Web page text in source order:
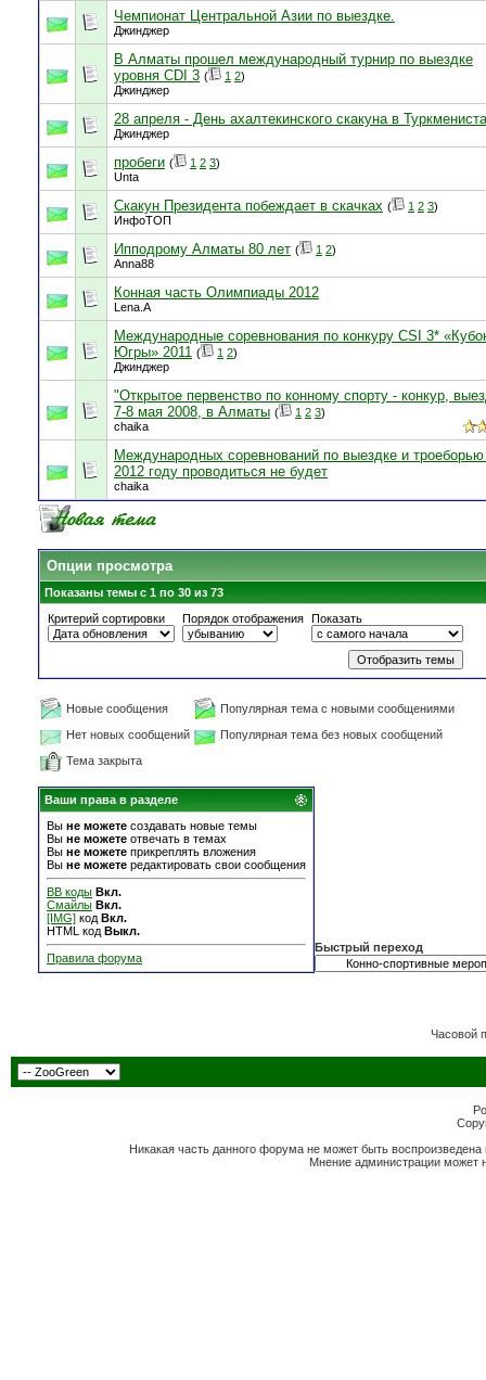
Чемпионат Центральной Азии по выездке.
Джинджер
В Алматы прошел международный турнир по выездке
уровня CDI 3 ( 1 2)
Джинджер
28 апреля - День ахалтекинского скакуна в
Джинджер
пробеги ( 1 2 3)
Unta
Скакун Президента побеждает в скачках ( 1 2 3)
ИнфоТОП
Ипподрому Алматы 80 лет ( 1 2)
Anna88
Конная часть Олимпиады 2012
Lena.A
Международные соревнования по конкуру CSI 3*
Югры» 2011 ( 1 2)
Джинджер
"Открытое первенство по конному спорту - конкур,
7-8 мая 2008, в Алматы ( 1 2 3)
chaika
Международных соревнований по выездке и
2012 году проводиться не будет
chaika
Опции просмотра
Показаны темы с 1 по 30 из 73
Критерий сортировки
Порядок отображения Показать
Новые сообщения
Популярная тема с новыми сообщениями
Нет новых сообщений
Популярная тема без новых сообщений
Тема закрыта
Ваши права в разделе
Вы не можете создавать новые темы
Вы не можете отвечать в темах
Вы не можете прикреплять вложения
Вы не можете редактировать свои сообщения
BB коды Вкл.
Смайлы Вкл.
[IMG] код Вкл.
HTML код Выкл.
Правила форума
Быстрый переход
Часовой
Никакая часть данного форума не может быть
Мнение администрации может